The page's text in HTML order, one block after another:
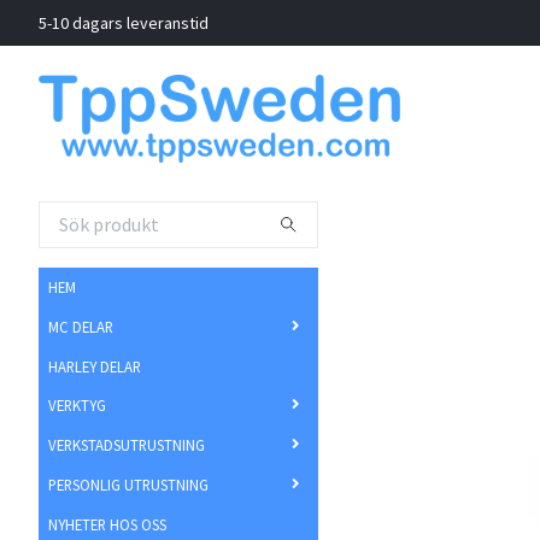
5-10 dagars leveranstid
HEM
MC DELAR
HARLEY DELAR
VERKTYG
VERKSTADSUTRUSTNING
PERSONLIG UTRUSTNING
NYHETER HOS OSS